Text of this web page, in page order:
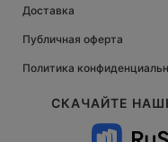
СКАЧАЙТЕ
Доставка
Публичная оферта
Политика